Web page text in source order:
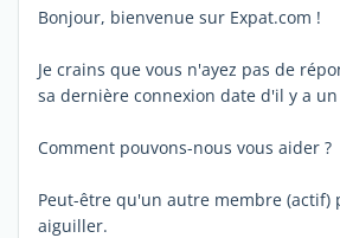
Bonjour, bienvenue sur Expat.com !
Je crains que vous n'ayez pas de
sa dernière connexion date d'il y a
Comment pouvons-nous vous aider ?
Peut-être qu'un autre membre (actif)
aiguiller.